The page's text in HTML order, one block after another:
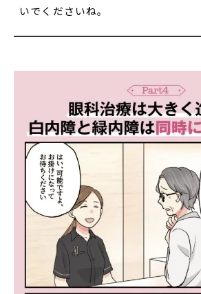
いでくださいね。